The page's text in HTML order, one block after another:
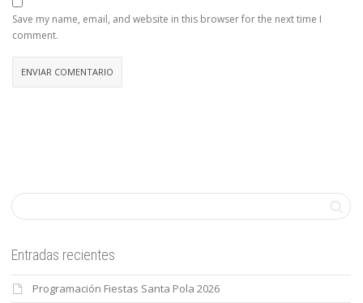
Save my name, email, and website in this browser for the next time I
comment.
Entradas recientes
Programación Fiestas Santa Pola 2026